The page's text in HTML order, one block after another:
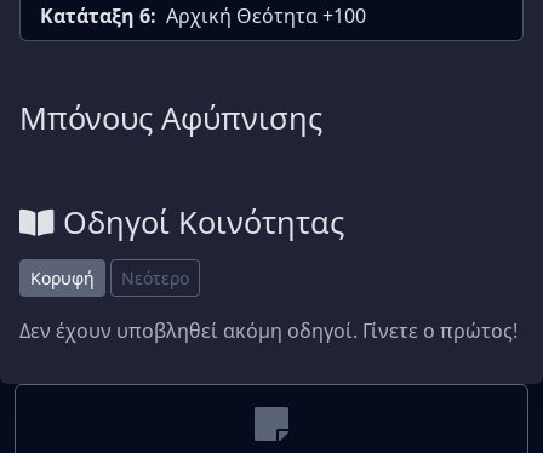
Κατάταξη 6: Αρχική Θεότητα +100
Μπόνους Αφύπνισης
Οδηγοί Κοινότητας
Κορυφή Νεότερο
Δεν έχουν υποβληθεί ακόμη οδηγοί. Γίνετε ο πρώτος!